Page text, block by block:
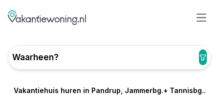
Waarheen?
Vakantiehuis huren in Pandrup, Jammerbg.+ Tannisbg..